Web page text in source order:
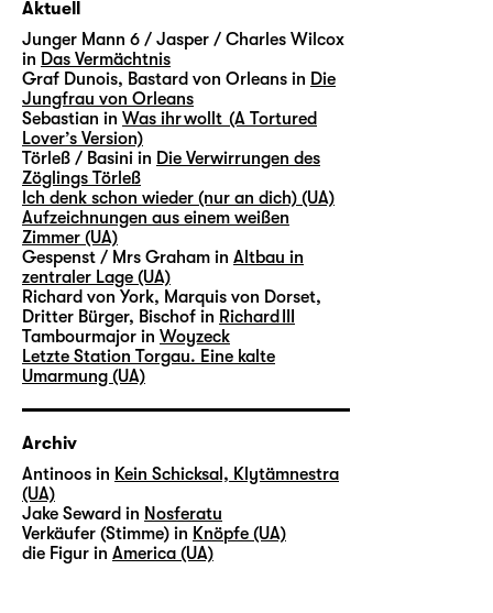
Aktuell
Junger Mann 6 / Jasper / Charles Wilcox
in Das Vermächtnis
Graf Dunois, Bastard von Orleans in Die
Jungfrau von Orleans
Sebastian in Was ihr wollt (A Tortured
Lover’s Version)
Törleß / Basini in Die Verwirrungen des
Zöglings Törleß
Ich denk schon wieder (nur an dich) (UA)
Aufzeichnungen aus einem weißen
Zimmer (UA)
Gespenst / Mrs Graham in Altbau in
zentraler Lage (UA)
Richard von York, Marquis von Dorset,
Dritter Bürger, Bischof in Richard III
Tambourmajor in Woyzeck
Letzte Station Torgau. Eine kalte
Umarmung (UA)
Archiv
Antinoos in Kein Schicksal, Klytämnestra
(UA)
Jake Seward in Nosferatu
Verkäufer (Stimme) in Knöpfe (UA)
die Figur in America (UA)